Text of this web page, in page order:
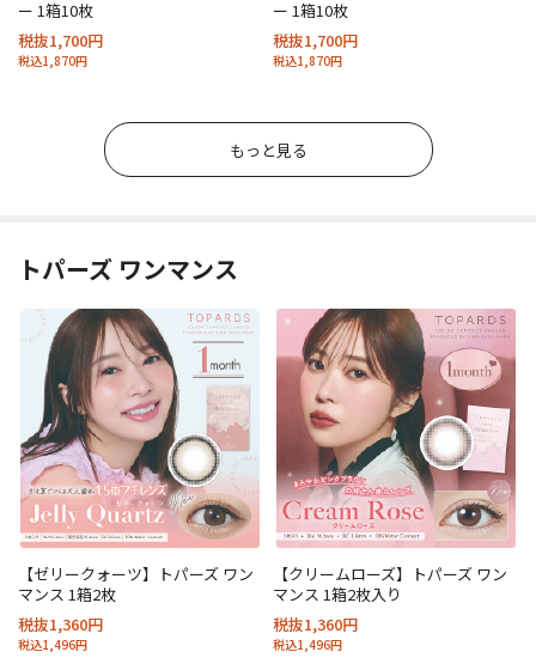
ー 1箱10枚
税抜1,700円
税込1,870円
ー 1箱10枚
税抜1,700円
税込1,870円
もっと見る
トパーズ ワンマンス
【ゼリークォーツ】トパーズ ワン
マンス 1箱2枚
税抜1,360円
税込1,496円
【クリームローズ】トパーズ ワン
マンス 1箱2枚入り
税抜1,360円
税込1,496円